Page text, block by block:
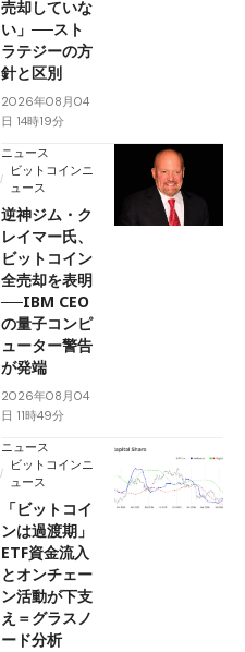
売却していな
い」──スト
ラテジーの方
針と区別
2026年08月04
日 14時19分
ニュース
ビットコインニ
ュース
逆神ジム・ク
レイマー氏、
ビットコイン
全売却を表明
──IBM CEO
の量子コンピ
ューター警告
が発端
2026年08月04
日 11時49分
ニュース
ビットコインニ
ュース
「ビットコイ
ンは過渡期」
ETF資金流入
とオンチェー
ン活動が下支
え＝グラスノ
ード分析